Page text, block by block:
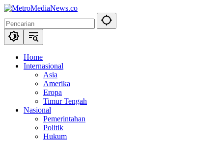
Langsung
konten
Home
Internasional
Asia
Amerika
Eropa
Timur Tengah
Nasional
Pemerintahan
Politik
Hukum